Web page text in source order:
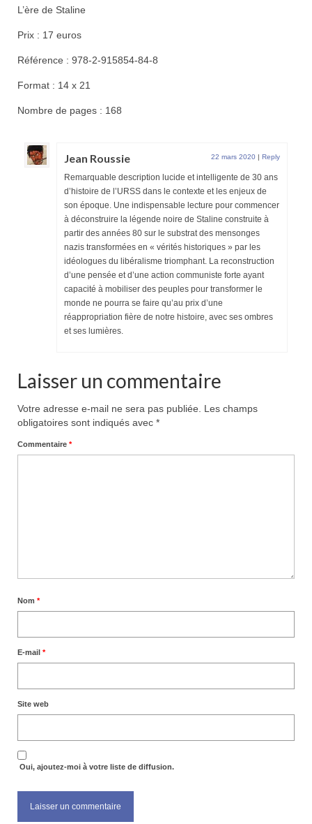
L’ère de Staline
Prix : 17 euros
Référence : 978-2-915854-84-8
Format : 14 x 21
Nombre de pages : 168
Jean Roussie 22 mars 2020 | Reply
Remarquable description lucide et intelligente de 30 ans
d’histoire de l’URSS dans le contexte et les enjeux de
son époque. Une indispensable lecture pour commencer
à déconstruire la légende noire de Staline construite à
partir des années 80 sur le substrat des mensonges
nazis transformées en « vérités historiques » par les
idéologues du libéralisme triomphant. La reconstruction
d’une pensée et d’une action communiste forte ayant
capacité à mobiliser des peuples pour transformer le
monde ne pourra se faire qu’au prix d’une
réappropriation fière de notre histoire, avec ses ombres
et ses lumières.
Laisser un commentaire
Votre adresse e-mail ne sera pas publiée.
Les champs
obligatoires sont indiqués avec *
Commentaire *
Nom *
E-mail *
Site web
Oui, ajoutez-moi à votre liste de diffusion.